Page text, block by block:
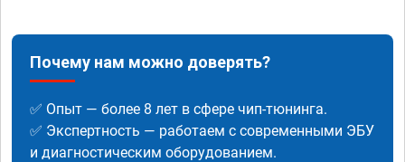
Почему нам можно доверять?
✅ Опыт — более 8 лет в сфере чип-тюнинга.
✅ Экспертность — работаем с современными ЭБУ
и диагностическим оборудованием.